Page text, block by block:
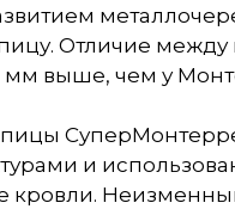
Отличие
мм выше, чем у
и